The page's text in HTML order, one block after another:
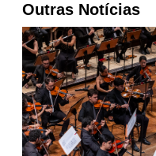
Outras Notícias